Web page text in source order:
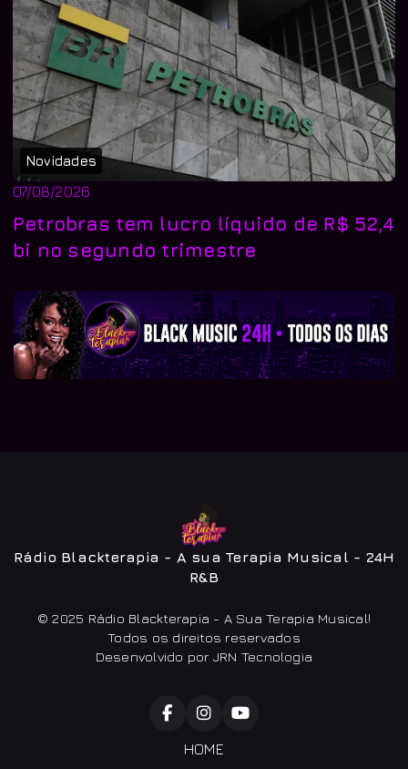
Novidades
07/08/2026
Petrobras tem lucro líquido de R$ 52,4
bi no segundo trimestre
Rádio Blackterapia - A sua Terapia Musical - 24H
R&B
© 2025 Rádio Blackterapia - A Sua Terapia Musical!
Todos os direitos reservados
Desenvolvido por JRN Tecnologia
HOME